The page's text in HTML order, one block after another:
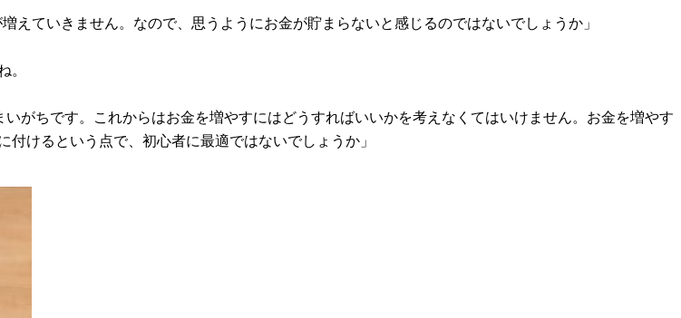
えていきません。なので、思うようにお金が貯まらないと感じるのではないでしょうか」
。
がちです。これからはお金を増やすにはどうすればいいかを考えなくてはいけません。お金を増やす
けるという点で、初心者に最適ではないでしょうか」